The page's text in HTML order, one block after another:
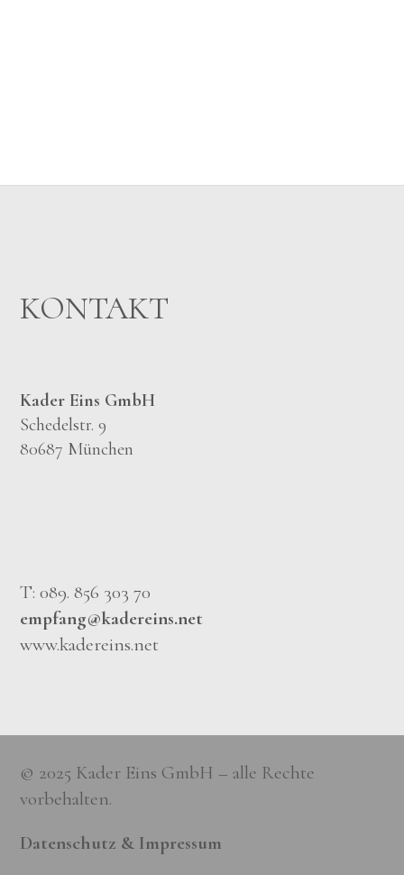
KONTAKT
Kader Eins GmbH
Schedelstr. 9
80687 München
T: 089. 856 303 70
empfang@kadereins.net
www.kadereins.net
© 2025 Kader Eins GmbH – alle Rechte
vorbehalten.
Datenschutz & Impressum